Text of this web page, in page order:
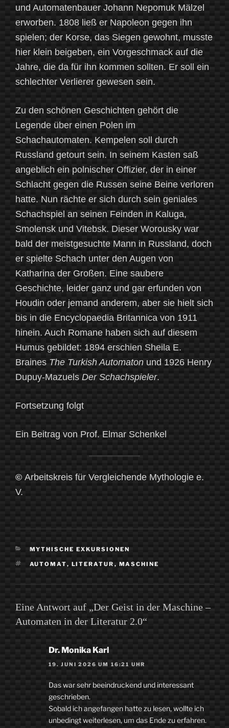
und Automatenbauer Johann Nepomuk Mälzel
erworben. 1808 ließ er Napoleon gegen ihn
spielen; der Korse, das Siegen gewohnt, musste
hier klein beigeben, ein Vorgeschmack auf die
Jahre, die da für ihn kommen sollten. Er soll ein
schlechter Verlierer gewesen sein.
Zu den schönen Geschichten gehört die
Legende über einen Polen im
Schachautomaten. Kempelen soll durch
Russland getourt sein. In seinem Kasten saß
angeblich ein polnischer Offizier, der in einer
Schlacht gegen die Russen seine Beine verloren
hatte. Nun rächte er sich durch sein geniales
Schachspiel an seinen Feinden in Kaluga,
Smolensk und Vitebsk. Dieser Worousky war
bald der meistgesuchte Mann in Russland, doch
er spielte Schach unter den Augen von
Katharina der Großen. Eine saubere
Geschichte, leider ganz und gar erfunden von
Houdin oder jemand anderem, aber sie hielt sich
bis in die Encyclopaedia Britannica von 1911
hinein. Auch Romane haben sich auf diesem
Humus gebildet: 1894 erschien Sheila E.
Braines The Turkish Automaton und 1926 Henry
Dupuy-Mazuels Der Schachspieler.
Fortsetzung folgt
Ein Beitrag von Prof. Elmar Schenkel
© Arbeitskreis für Vergleichende Mythologie e.
V.
KATEGORIEN
MYTHISCHE EXKURSIONEN
SCHLAGWÖRTER
AUTOMAT, LITERATUR , MASCHINE
Eine Antwort auf „Der Geist in der Maschine –
Automaten in der Literatur 2.0“
Dr. Monika Karl
19. JUNI 2026 UM 16:21 UHR
Das war sehr beeindruckend und interessant
geschrieben.
Sobald ich angefangen hatte zu lesen, wollte ich
unbedingt weiterlesen, um das Ende zu erfahren.